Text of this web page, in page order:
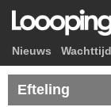
Nieuws
Efteling